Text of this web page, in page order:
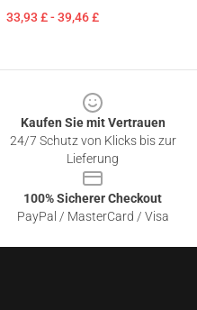
33,93 £ - 39,46 £
Kaufen Sie mit Vertrauen
24/7 Schutz von Klicks bis zur
Lieferung
100% Sicherer Checkout
PayPal / MasterCard / Visa